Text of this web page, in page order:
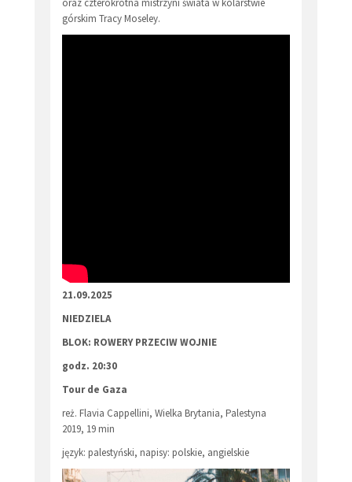
oraz czterokrotna mistrzyni świata w kolarstwie
górskim Tracy Moseley.
21.09.2025
NIEDZIELA
BLOK: ROWERY PRZECIW WOJNIE
godz. 20:30
Tour de Gaza
reż. Flavia Cappellini, Wielka Brytania, Palestyna
2019, 19 min
język: palestyński, napisy: polskie, angielskie